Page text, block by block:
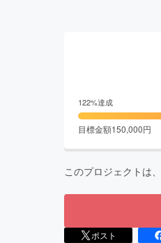
122%達成
目標金額150,000円
このプロジェクトは、
ポスト